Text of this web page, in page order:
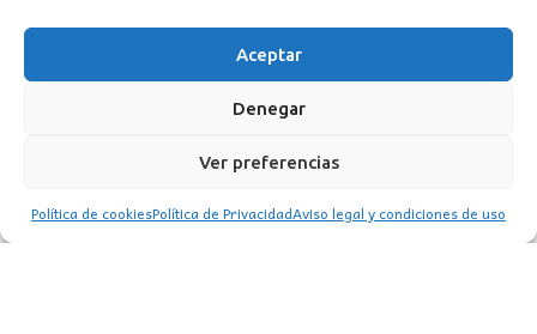
Aceptar
Denegar
Ver preferencias
Política de cookiesPolítica de PrivacidadAviso legal y condiciones de uso
WhatsApp
TikTok
Instagram